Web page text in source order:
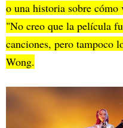
o una historia sobre cómo
"No creo que la película
canciones, pero tampoco
Wong.